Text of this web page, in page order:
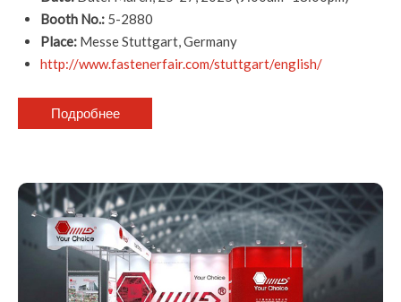
Booth No.: 5-2880
Place: Messe Stuttgart, Germany
http://www.fastenerfair.com/stuttgart/english/
Подробнее